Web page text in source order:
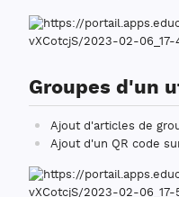
Groupes d'un
Ajout d'articles de
Ajout d'un QR code